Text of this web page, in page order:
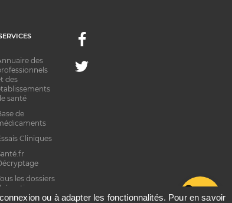
des
des
santé
de
Cliniques
les dossiers
Facebook
Twitter
ou à adapter les fonctionnalités. Pour en savoir